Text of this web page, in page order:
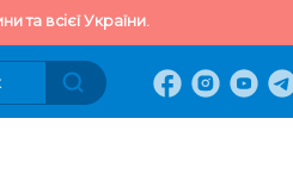
та всієї України.